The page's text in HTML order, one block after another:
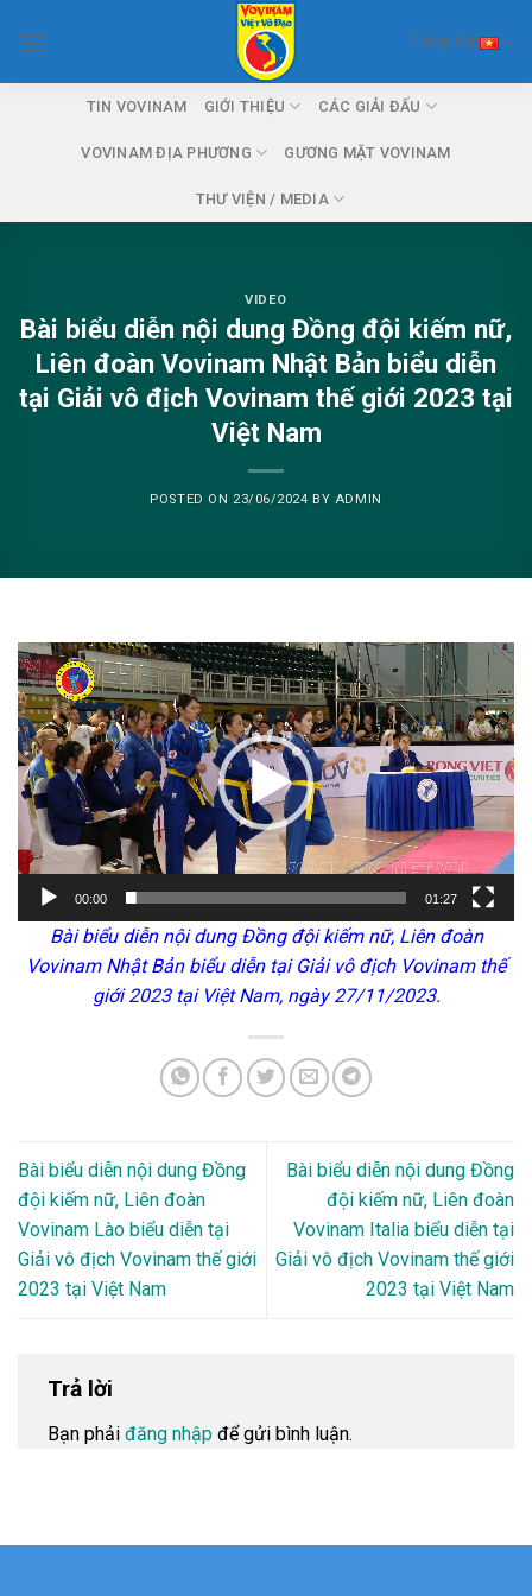
Tiếng Việt
TIN VOVINAM GIỚI THIỆU CÁC GIẢI ĐẤU
VOVINAM ĐỊA PHƯƠNG GƯƠNG MẶT VOVINAM
THƯ VIỆN / MEDIA
VIDEO
Bài biểu diễn nội dung Đồng đội kiếm nữ,
Liên đoàn Vovinam Nhật Bản biểu diễn
tại Giải vô địch Vovinam thế giới 2023 tại
Việt Nam
POSTED ON 23/06/2024 BY ADMIN
Trình
chơi
Video
00:00 01:27
Bài biểu diễn nội dung Đồng đội kiếm nữ, Liên đoàn
Vovinam Nhật Bản biểu diễn tại Giải vô địch Vovinam thế
giới 2023 tại Việt Nam, ngày 27/11/2023.
Bài biểu diễn nội dung Đồng
đội kiếm nữ, Liên đoàn
Vovinam Lào biểu diễn tại
Giải vô địch Vovinam thế giới
2023 tại Việt Nam
Bài biểu diễn nội dung Đồng
đội kiếm nữ, Liên đoàn
Vovinam Italia biểu diễn tại
Giải vô địch Vovinam thế giới
2023 tại Việt Nam
Trả lời
Bạn phải đăng nhập để gửi bình luận.